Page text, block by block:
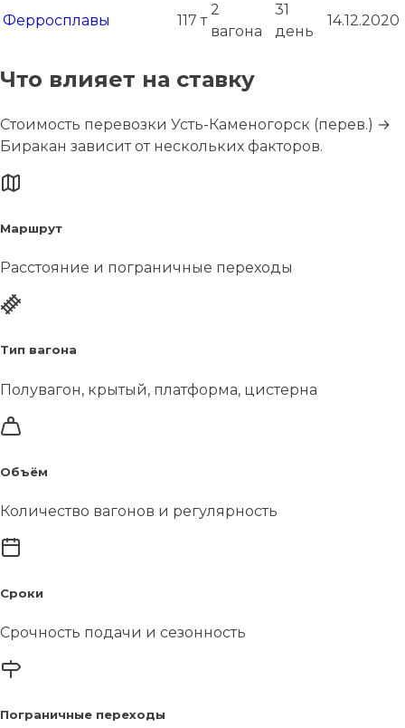
Ферросплавы 117 т
2
вагона
31
день
14.12.2020
Что влияет на ставку
Стоимость перевозки Усть-Каменогорск (перев.) →
Биракан зависит от нескольких факторов.
Маршрут
Расстояние и пограничные переходы
Тип вагона
Полувагон, крытый, платформа, цистерна
Объём
Количество вагонов и регулярность
Сроки
Срочность подачи и сезонность
Пограничные переходы